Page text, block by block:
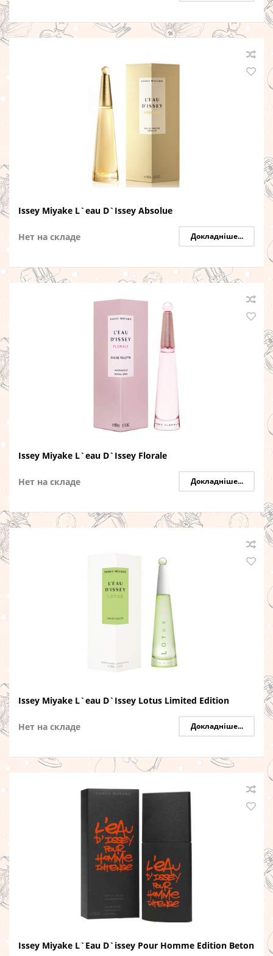
Issey Miyake L`eau D`Issey Absolue
Нет на складе Докладніше...
Issey Miyake L`eau D`Issey Florale
Нет на складе Докладніше...
Issey Miyake L`eau D`Issey Lotus Limited Edition
Нет на складе Докладніше...
Issey Miyake L`Eau D`issey Pour Homme Edition Beton